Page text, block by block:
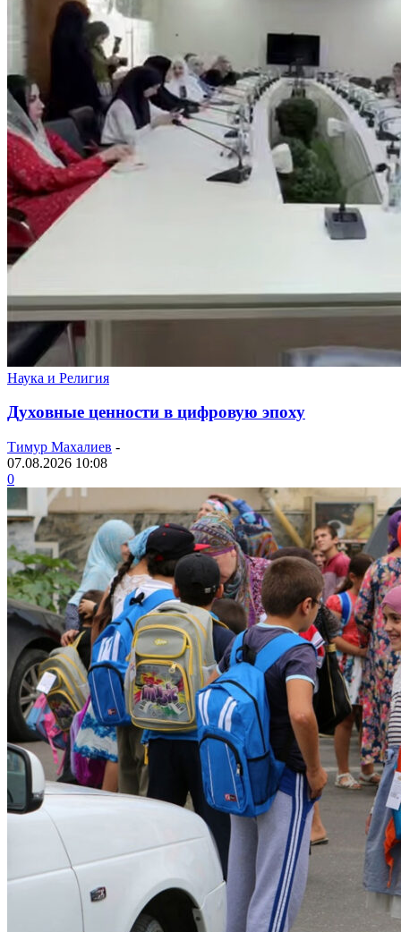
Наука и Религия
Духовные ценности в цифровую эпоху
Тимур Махалиев -
07.08.2026 10:08
0